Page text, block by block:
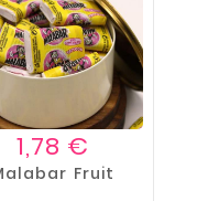
Prix
1,78 €
Fruit